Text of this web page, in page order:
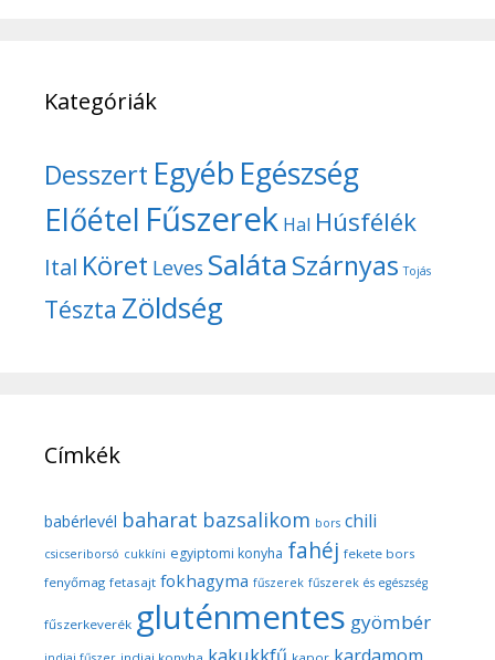
Kategóriák
Desszert Egyéb Egészség
Előétel Fűszerek Hal Húsfélék
Ital Köret Leves SalátaSzárnyas Tojás
Tészta Zöldség
Címkék
babérlevél baharat bazsalikom bors chili
csicseriborsó cukkíni egyiptomi konyha fahéj fekete bors
fenyőmag fetasajt fokhagyma fűszerek fűszerek és egészség
fűszerkeverék gluténmentes gyömbér